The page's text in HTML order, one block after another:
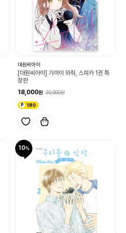
대원씨아이
[대원씨아이] 가까이 와줘, 스피카 1권 특
장판
18,000
20,000
180
10